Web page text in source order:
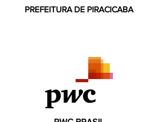
PREFEITURA DE PIRACICABA